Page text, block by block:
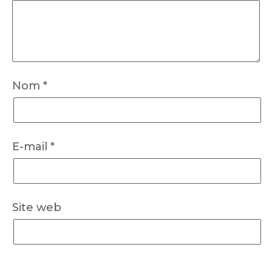
Nom *
E-mail *
Site web